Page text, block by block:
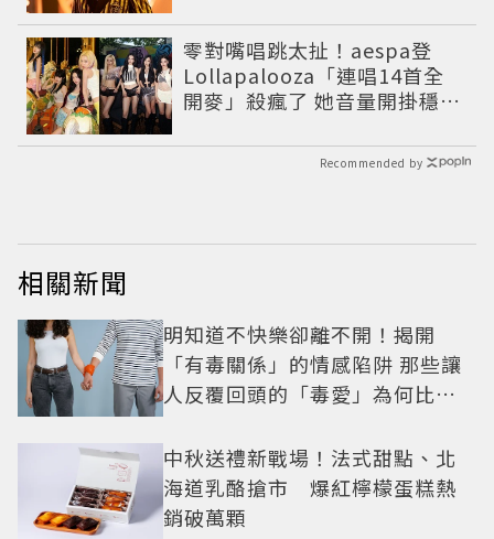
零對嘴唱跳太扯！aespa登
Lollapalooza「連唱14首全
開麥」殺瘋了 她音量開掛穩到
Recommended by
相關新聞
明知道不快樂卻離不開！揭開
「有毒關係」的情感陷阱 那些讓
人反覆回頭的「毒愛」為何比菸
中秋送禮新戰場！法式甜點、北
海道乳酪搶市 爆紅檸檬蛋糕熱
銷破萬顆